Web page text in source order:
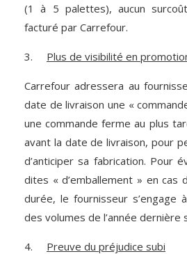
(1 à 5 palettes), aucun
facturé par Carrefour.
3. Plus de visibilité en
Carrefour adressera au
date de livraison une «
une commande ferme au plus
avant la date de livraison, pour
d’anticiper sa fabrication. Pour
dites « d’emballement » en cas
durée, le fournisseur s’engage
des volumes de l’année dernière
4. Preuve du préjudice subi